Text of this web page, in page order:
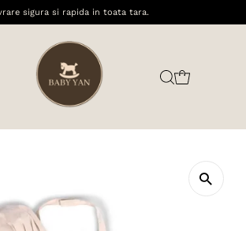
sigura si rapida in toata tara.